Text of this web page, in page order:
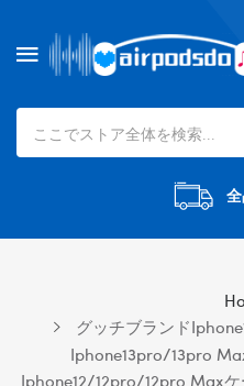
グッチブランド
Iphone13pro/13pro
Iphone12/12pro/12pro Max